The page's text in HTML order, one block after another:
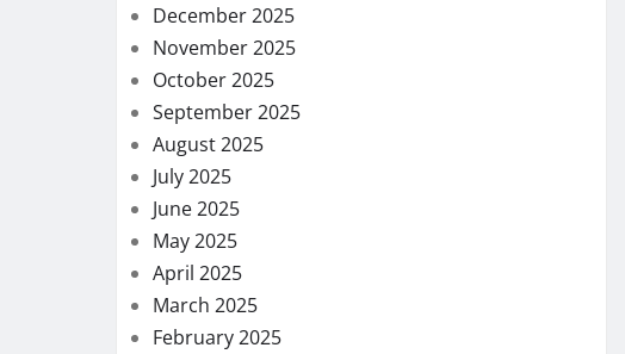
December 2025
November 2025
October 2025
September 2025
August 2025
July 2025
June 2025
May 2025
April 2025
March 2025
February 2025